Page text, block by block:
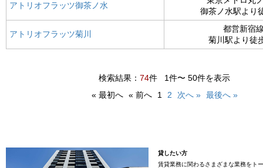
アトリオフラッツ御茶ノ水
御茶ノ水駅より
アトリオフラッツ菊川
都営新宿
菊川駅より徒
検索結果： 74件
1件〜 50件を表示
« 最初へ « 前へ 1 2 次へ » 最後へ »
貸したい方
賃貸業務に関わるさまざまな業務をト